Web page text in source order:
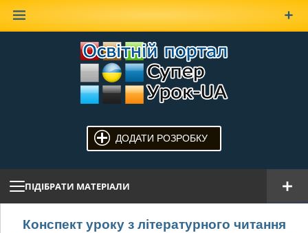
ДОДАТИ РОЗРОБКУ
ПІДІБРАТИ МАТЕРІАЛИ
Конспект уроку з літературного читання